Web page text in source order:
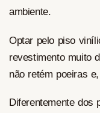
ambiente.
Optar pelo piso
revestimento muito
não retém poeiras
Diferentemente dos